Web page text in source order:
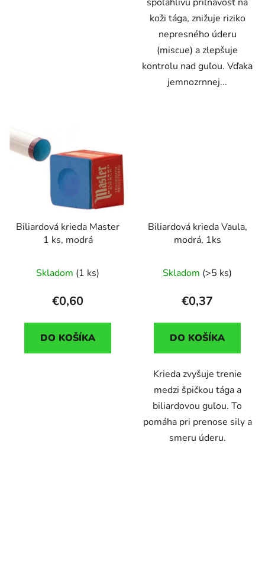
koži tága, znižuje riziko
nepresného úderu
(miscue) a zlepšuje
kontrolu nad guľou. Vďaka
jemnozrnnej...
Biliardová krieda Master
1 ks, modrá
Skladom (1 ks)
€0,60
DO KOŠÍKA
Biliardová krieda Vaula,
modrá, 1ks
Skladom (>5 ks)
€0,37
DO KOŠÍKA
Krieda zvyšuje trenie
medzi špičkou tága a
biliardovou guľou. To
pomáha pri prenose sily a
smeru úderu.